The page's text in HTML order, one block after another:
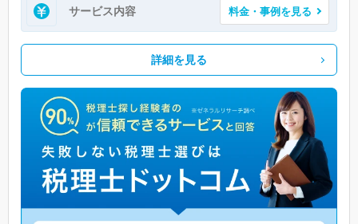
サービス内容 料金・事例を見る
詳細を見る